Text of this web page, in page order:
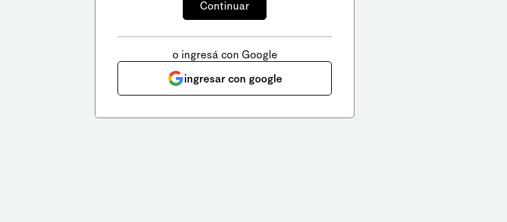
o ingresá con Google
ingresar con google